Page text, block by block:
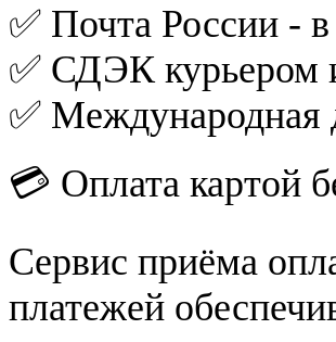
✅ Почта России -
✅ СДЭК курьером
✅ Международная
💳 Оплата картой
Сервис приёма
платежей